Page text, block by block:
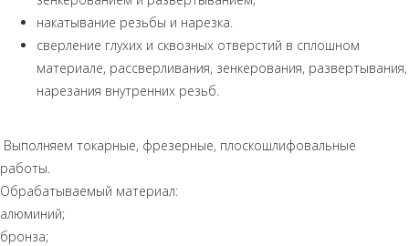
накатывание резьбы и нарезка.
сверление глухих и сквозных отверстий в сплошном
материале, рассверливания, зенкерования, развертывания,
нарезания внутренних резьб.
Выполняем токарные, фрезерные, плоскошлифовальные
работы.
Обрабатываемый материал:
алюминий;
бронза;